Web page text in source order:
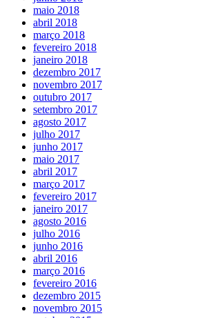
maio 2018
abril 2018
março 2018
fevereiro 2018
janeiro 2018
dezembro 2017
novembro 2017
outubro 2017
setembro 2017
agosto 2017
julho 2017
junho 2017
maio 2017
abril 2017
março 2017
fevereiro 2017
janeiro 2017
agosto 2016
julho 2016
junho 2016
abril 2016
março 2016
fevereiro 2016
dezembro 2015
novembro 2015